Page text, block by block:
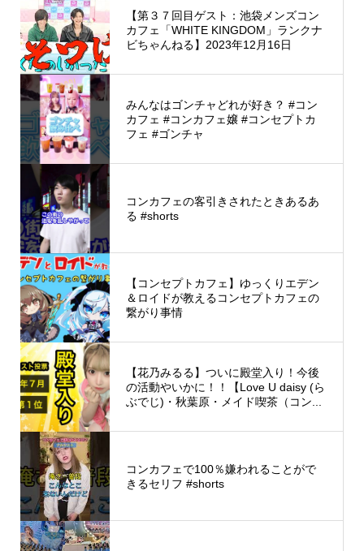
【第３７回目ゲスト：池袋メンズコン
カフェ「WHITE KINGDOM」ランクナ
ビちゃんねる】2023年12月16日
みんなはゴンチャどれが好き？ #コン
カフェ #コンカフェ嬢 #コンセプトカ
フェ #ゴンチャ
コンカフェの客引きされたときあるあ
る #shorts
【コンセプトカフェ】ゆっくりエデン
＆ロイドが教えるコンセプトカフェの
繋がり事情
【花乃みるる】ついに殿堂入り！今後
の活動やいかに！！【Love U daisy (ら
ぶでじ)・秋葉原・メイド喫茶（コン...
コンカフェで100％嫌われることがで
きるセリフ #shorts